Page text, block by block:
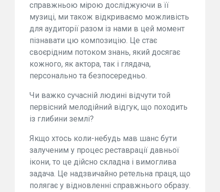
справжньою мірою досліджуючи в її
музиці, ми також відкриваємо можливість
для аудиторії разом із нами в цей момент
пізнавати цю композицію. Це стає
своєрідним потоком знань, який досягає
кожного, як актора, так і глядача,
персонально та безпосередньо.
Чи важко сучасній людині відчути той
первісний мелодійний відгук, що походить
із глибини землі?
Якщо хтось коли-небудь мав шанс бути
залученим у процес реставрації давньої
ікони, то це дійсно складна і вимоглива
задача. Це надзвичайно ретельна праця, що
полягає у відновленні справжнього образу.